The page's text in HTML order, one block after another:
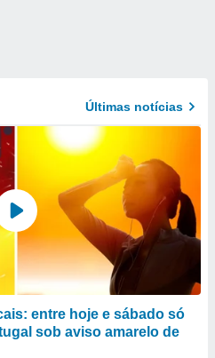
Últimas notícias
entre hoje e sábado só
sob aviso amarelo de